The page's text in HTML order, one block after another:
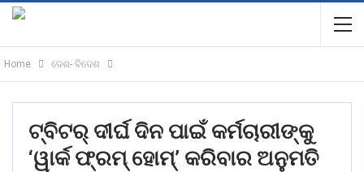
Home ଦେଶ- ବିଦେଶ
ଟ୍ବିଟର୍ ଦୀର୍ଘ ଦିନ ପାଇଁ‌ କର୍ମଚାରୀଙ୍କୁ
‘ୱାର୍କ ଫ୍ରମ୍‌ ହୋମ୍‌’ କରିବାର ଅନୁମତି